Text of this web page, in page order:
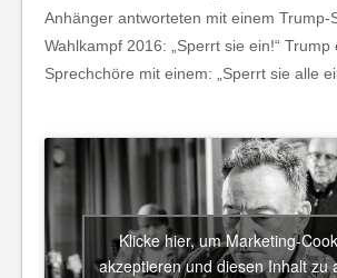
Anhänger antworteten mit einem Trump-
Wahlkampf 2016: „Sperrt sie ein!“ Trump
Sprechchöre mit einem: „Sperrt sie alle
Klicke hier, um Marketing-
akzeptieren und diesen Inhalt zu